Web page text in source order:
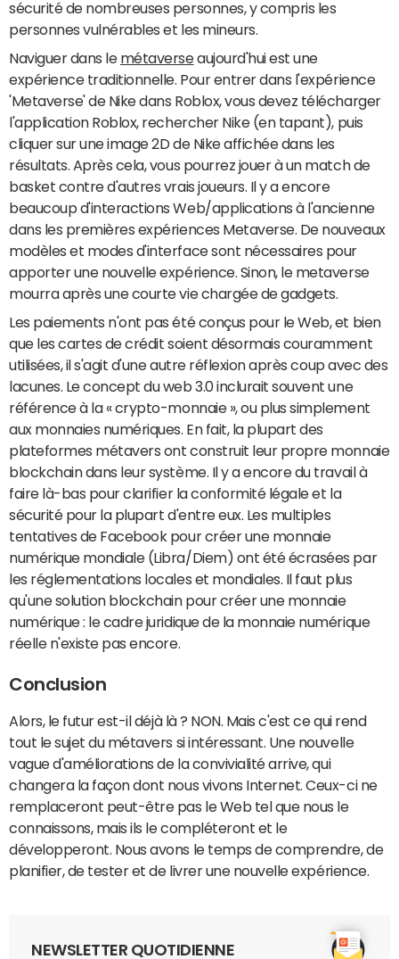
sécurité de nombreuses personnes, y compris les
personnes vulnérables et les mineurs.
Naviguer dans le métaverseaujourd'hui est une
expérience traditionnelle. Pour entrer dans l'expérience
'Metaverse' de Nike dans Roblox, vous devez télécharger
l'application Roblox, rechercher Nike (en tapant), puis
cliquer sur une image 2D de Nike affichée dans les
résultats. Après cela, vous pourrez jouer à un match de
basket contre d'autres vrais joueurs. Il y a encore
beaucoup d'interactions Web/applications à l'ancienne
dans les premières expériences Metaverse. De nouveaux
modèles et modes d'interface sont nécessaires pour
apporter une nouvelle expérience. Sinon, le metaverse
mourra après une courte vie chargée de gadgets.
Les paiements n'ont pas été conçus pour le Web, et bien
que les cartes de crédit soient désormais couramment
utilisées, il s'agit d'une autre réflexion après coup avec des
lacunes. Le concept du web 3.0 inclurait souvent une
référence à la « crypto-monnaie », ou plus simplement
aux monnaies numériques. En fait, la plupart des
plateformes métavers ont construit leur propre monnaie
blockchain dans leur système. Il y a encore du travail à
faire là-bas pour clarifier la conformité légale et la
sécurité pour la plupart d'entre eux. Les multiples
tentatives de Facebook pour créer une monnaie
numérique mondiale (Libra/Diem) ont été écrasées par
les réglementations locales et mondiales. Il faut plus
qu'une solution blockchain pour créer une monnaie
numérique : le cadre juridique de la monnaie numérique
réelle n'existe pas encore.
Conclusion
Alors, le futur est-il déjà là ? NON. Mais c'est ce qui rend
tout le sujet du métavers si intéressant. Une nouvelle
vague d'améliorations de la convivialité arrive, qui
changera la façon dont nous vivons Internet. Ceux-ci ne
remplaceront peut-être pas le Web tel que nous le
connaissons, mais ils le compléteront et le
développeront. Nous avons le temps de comprendre, de
planifier, de tester et de livrer une nouvelle expérience.
NEWSLETTER QUOTIDIENNE